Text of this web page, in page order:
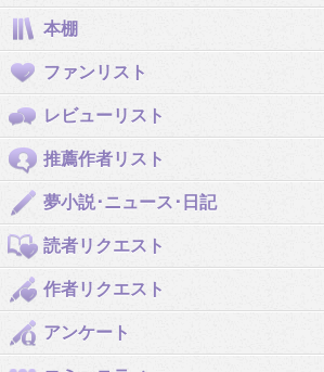
本棚
ファンリスト
レビューリスト
推薦作者リスト
夢小説･ニュース･日記
読者リクエスト
作者リクエスト
アンケート